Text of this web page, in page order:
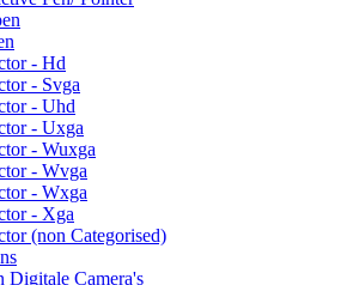
- Hd
- Svga
- Uhd
- Uxga
- Wuxga
- Wvga
- Wxga
- Xga
(non Categorised)
Digitale Camera's